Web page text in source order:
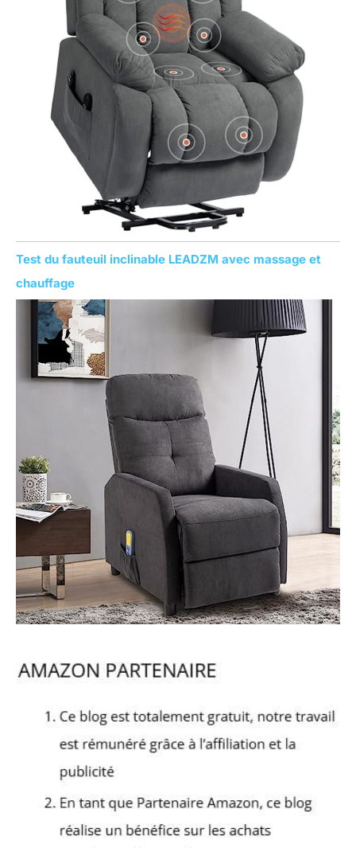
Test du fauteuil inclinable LEADZM avec massage et
chauffage